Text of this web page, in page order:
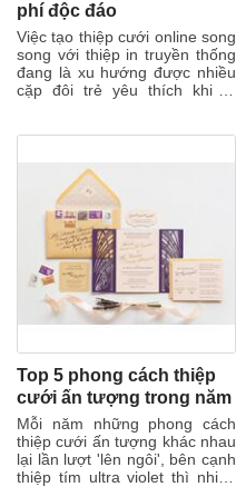
phí độc đáo
Việc tạo thiệp cưới online song
song với thiệp in truyền thống
đang là xu hướng được nhiều
cặp đôi trẻ yêu thích khi tổ
Top 5 phong cách thiệp
cưới ấn tượng trong năm
Mỗi năm những phong cách
thiệp cưới ấn tượng khác nhau
lại lần lượt 'lên ngôi', bên cạnh
thiệp tím ultra violet thì nhiều